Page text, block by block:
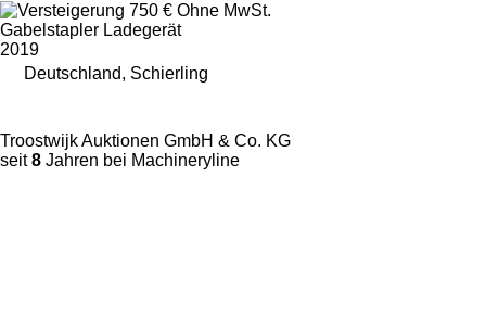
750 € Ohne MwSt.
Gabelstapler Ladegerät
2019
Deutschland, Schierling
Troostwijk Auktionen GmbH & Co. KG
seit8 Jahren bei Machineryline